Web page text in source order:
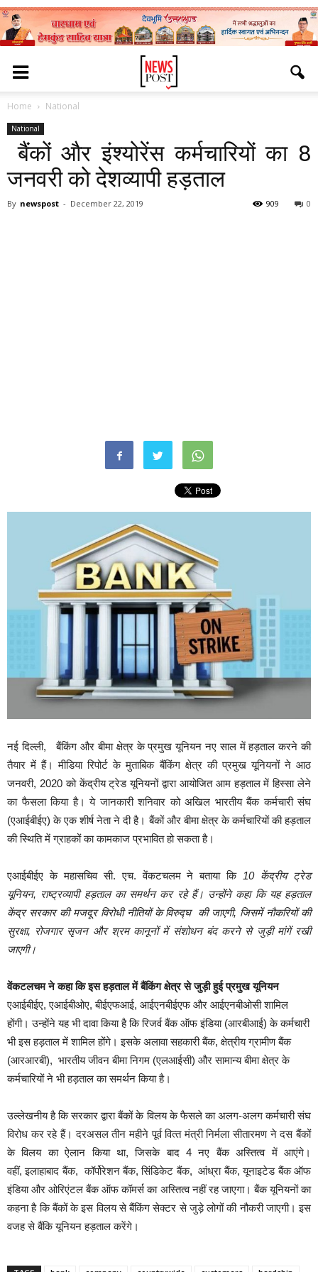
Home National
National
बैंकों और इंश्योरेंस कर्मचारियों का 8
जनवरी को देशव्यापी हड़ताल
By newspost - December 22, 2019 0
909
नई दिल्‍ली, बैंकिंग और बीमा क्षेत्र के प्रमुख यूनियन नए साल में हड़ताल करने की
तैयार में हैं। मीडिया रिपोर्ट के मुताबिक बैंकिंग क्षेत्र की प्रमुख यूनियनों ने आठ
जनवरी, 2020 को केंद्रीय ट्रेड यूनियनों द्वारा आयोजित आम हड़ताल में हिस्‍सा लेने
का फैसला किया है। ये जानकारी शनिवार को अखिल भारतीय बैंक कर्मचारी संघ
(एआईबीईए) के एक शीर्ष नेता ने दी है। बैंकों और बीमा क्षेत्र के कर्मचारियों की हड़ताल
की स्थिति में ग्राहकों का कामकाज प्रभावित हो सकता है।
एआईबीईए के महासचिव सी. एच. वेंकटचलम ने बताया कि 10 केंद्रीय ट्रेड
यूनियन, राष्ट्रव्यापी हड़ताल का समर्थन कर रहे हैं। उन्‍होंने कहा कि यह हड़ताल
केंद्र सरकार की मजदूर विरोधी नीतियों के विरुद्घ की जाएगी, जिसमें नौकरियों की
सुरक्षा, रोजगार सृजन और श्रम कानूनों में संशोधन बंद करने से जुड़ी मांगें रखी
जाएगी।
वेंकटलचम ने कहा कि इस हड़ताल में बैंकिंग क्षेत्र से जुड़ी हुई प्रमुख यूनियन
एआईबीईए, एआईबीओए, बीईएफआई, आईएनबीईएफ और आईएनबीओसी शामिल
होंगी। उन्‍होंने यह भी दावा किया है कि रिजर्व बैंक ऑफ इंडिया (आरबीआई) के कर्मचारी
भी इस हड़ताल में शामिल होंगे। इसके अलावा सहकारी बैंक, क्षेत्रीय ग्रामीण बैंक
(आरआरबी), भारतीय जीवन बीमा निगम (एलआईसी) और सामान्य बीमा क्षेत्र के
कर्मचारियों ने भी हड़ताल का समर्थन किया है।
उल्‍लेखनीय है कि सरकार द्वारा बैंकों के विलय के फैसले का अलग-अलग कर्मचारी संघ
विरोध कर रहे हैं। दरअसल तीन महीने पूर्व वित्‍त मंत्री निर्मला सीतारमण ने दस बैंकों
के विलय का ऐलान किया था, जिसके बाद 4 नए बैंक अस्तित्‍व में आएंगे।
वहीं, इलाहाबाद बैंक, कॉर्पोरेशन बैंक, सिंडिकेट बैंक, आंध्रा बैंक, यूनाइटेड बैंक ऑफ
इंडिया और ओरिएंटल बैंक ऑफ कॉमर्स का अस्तित्‍व नहीं रह जाएगा। बैंक यूनियनों का
कहना है कि बैंकों के इस विलय से बैंकिंग सेक्‍टर से जुड़े लोगों की नौकरी जाएगी। इस
वजह से बैंकि यूनियन हड़ताल करेंगे।